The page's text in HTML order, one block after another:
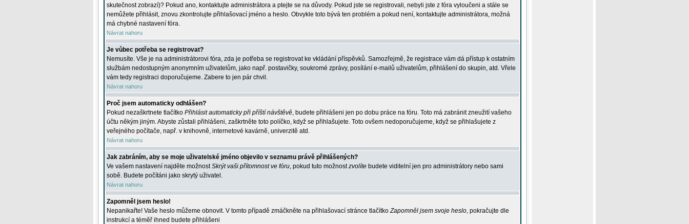
skutečnost zobrazí)? Pokud ano, kontaktujte administrátora a ptejte se na důvody. Pokud jste se registrovali, nebyli jste z fóra vyloučeni a stále se
nemůžete přihlásit, znovu zkontrolujte přihlašovací jméno a heslo. Obvykle toto bývá ten problém a pokud není, kontaktujte administrátora, možná
má chybné nastavení fóra.
Návrat nahoru
Je vůbec potřeba se registrovat?
Nemusíte. Vše je na administrátorovi fóra, zda je potřeba se registrovat ke vkládání příspěvků. Samozřejmě, že registrace vám dá přístup k ostatním
službám nedostupným anonymním uživatelům, jako např. postavičky, soukromé zprávy, posílání e-mailů uživatelům, přihlášení do skupin, atd. Vřele
vám tedy registraci doporučujeme. Zabere to jen pár chvil.
Návrat nahoru
Proč jsem automaticky odhlášen?
Pokud nezaškrtnete tlačítko Přihlásit automaticky při příští návštěvě, budete přihlášeni jen po dobu práce na fóru. Toto má zabránit zneužití vašeho
účtu někým jiným. Abyste zůstali přihlášeni, zaškrtněte toto políčko, když se přihlašujete. Toto ovšem nedoporučujeme, když se přihlašujete z
veřejného počítače, např. v knihovně, internetové kavárně, univerzitě atd.
Návrat nahoru
Jak zabráním, aby se moje uživatelské jméno objevilo v seznamu právě přihlášených?
Ve vašem nastavení najděte možnostSkrýt vaši přítomnost ve fóru, pokud tuto možnostzvolíte budete viditelní jen pro administrátory nebo sami
sobě. Budete počítáni jako skrytý uživatel.
Návrat nahoru
Zapomněl jsem heslo!
Nepanikařte! Vaše heslo můžeme obnovit. V tomto případě zmáčkněte na přihlašovací stránce tlačítkoZapomněl jsem svoje heslo, pokračujte dle
instrukcí a téměř ihned budete přihlášeni